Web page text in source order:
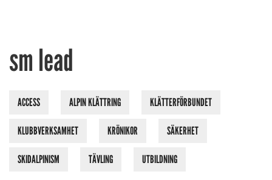
sm lead
ACCESS ALPIN KLÄTTRING KLÄTTERFÖRBUNDET
KLUBBVERKSAMHET KRÖNIKOR SÄKERHET
SKIDALPINISM TÄVLING UTBILDNING